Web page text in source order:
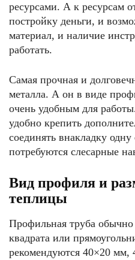
ресурсами. А к ресурсам
постройку деньги, и
материал, и наличие
работать.
Самая прочная и
металла. А он в виде
очень удобным для
удобно крепить
соединять внакладку
потребуются слесарные
Вид профиля и
теплицы
Профильная труба
квадрата или
рекомендуются 40×20